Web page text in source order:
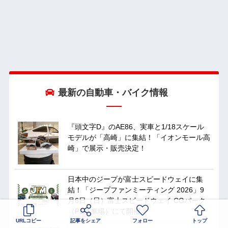
最新の自動車・バイク情報
『頭文字D』のAE86、実車と1/18スケール
モデルが「高崎」に集結！「イオンモール高
崎」で展示・販売決定！
日本中のジープが富士スピードウェイに集
結！「ジープファンミーティング 2026」9
月6日（日）富士スピードウェイ CGパーク
（P2駐車場）にて開催！
URLコピー 記事をシェア フォロー トップ